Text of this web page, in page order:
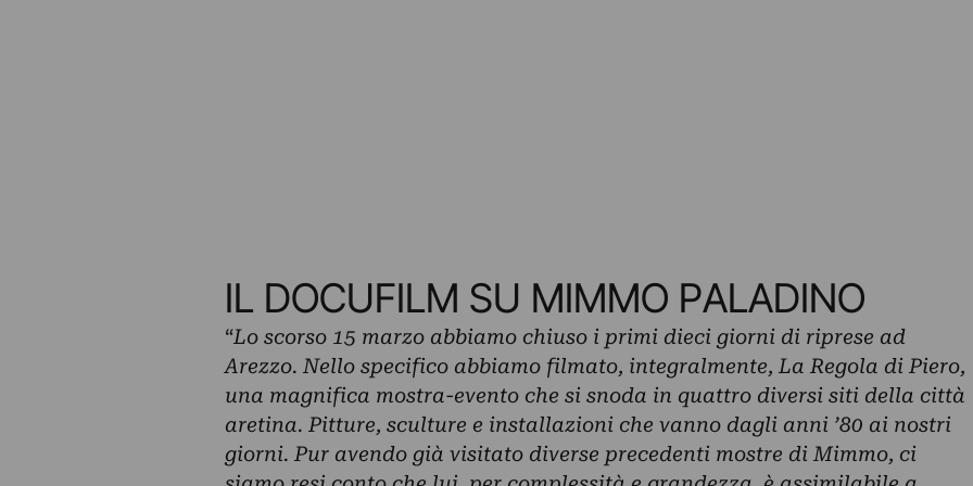
IL DOCUFILM SU MIMMO PALADINO
“Lo scorso 15 marzo abbiamo chiuso i primi dieci giorni di riprese ad
Arezzo. Nello specifico abbiamo filmato, integralmente, La Regola di Piero,
una magnifica mostra-evento che si snoda in quattro diversi siti della città
aretina. Pitture, sculture e installazioni che vanno dagli anni ’80 ai nostri
giorni. Pur avendo già visitato diverse precedenti mostre di Mimmo, ci